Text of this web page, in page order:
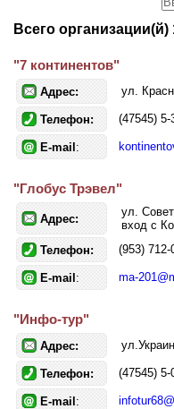
Всего
"7 континентов"
Адрес: ул.
Телефон: (47545)
E-mail :
"Глобус Трэвел"
Адрес:
ул.
вход с
Телефон: (953)
E-mail : ma-
"Инфо-тур"
Адрес:
Телефон: (47545)
E-mail :